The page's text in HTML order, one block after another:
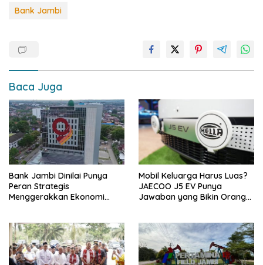
e
o
k
at
p
p
n
Bank Jambi
Baca Juga
Bank Jambi Dinilai Punya
Peran Strategis
Menggerakkan Ekonomi
Mobil Keluarga Harus Luas?
JAECOO J5 EV Punya
Jawaban yang Bikin Orang